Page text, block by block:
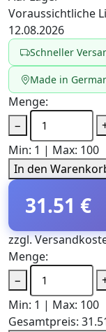
Voraussichtliche
12.08.2026
Schneller
Made in
Menge:
−
Min: 1 | Max: 100
In den
31.51 €
zzgl.
Menge:
−
Min: 1 | Max: 100
Gesamtpreis: